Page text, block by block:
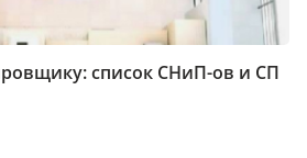
список СНиП-ов и СП